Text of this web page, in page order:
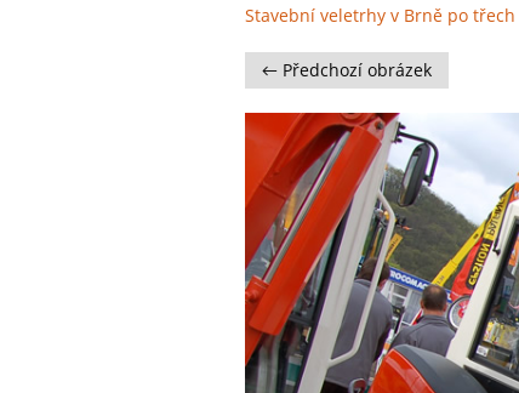
Stavební veletrhy v Brně po
← Předchozí obrázek